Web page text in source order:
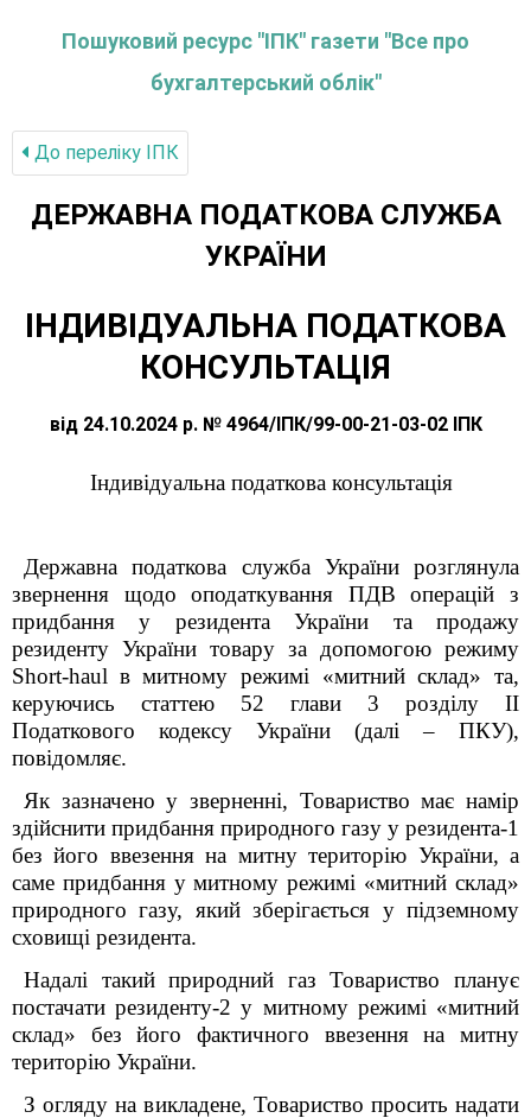
Пошуковий ресурс "ІПК" газети "Все про
бухгалтерський облік"
До переліку IПК
ДЕРЖАВНА ПОДАТКОВА СЛУЖБА
УКРАЇНИ
ІНДИВІДУАЛЬНА ПОДАТКОВА
КОНСУЛЬТАЦІЯ
від 24.10.2024 р. № 4964/ІПК/99-00-21-03-02 ІПК
Індивідуальна податкова консультація
Державна податкова служба України розглянула
звернення щодо оподаткування ПДВ операцій з
придбання у резидента України та продажу
резиденту України товару за допомогою режиму
Short-haul в митному режимі «митний склад» та,
керуючись статтею 52 глави 3 розділу ІІ
Податкового кодексу України (далі – ПКУ),
повідомляє.
Як зазначено у зверненні, Товариствомає намір
здійснити придбання природного газу у резидента-1
без його ввезення на митну територію України, а
саме придбання у митному режимі «митний склад»
природного газу, який зберігається у підземному
сховищі резидента.
Надалі такий природний газ Товариство планує
постачати резиденту-2 у митному режимі «митний
склад» без його фактичного ввезення на митну
територію України.
З огляду на викладене, Товариство просить надати